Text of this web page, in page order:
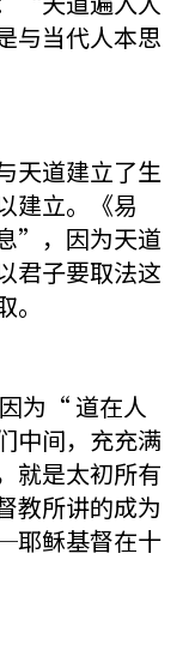
与当代人本思
天道建立了生
建立。《易
”，因为天道
子要取法这
为“ 道在人
间，充充满
就是太初所有
教所讲的成为
耶稣基督在十